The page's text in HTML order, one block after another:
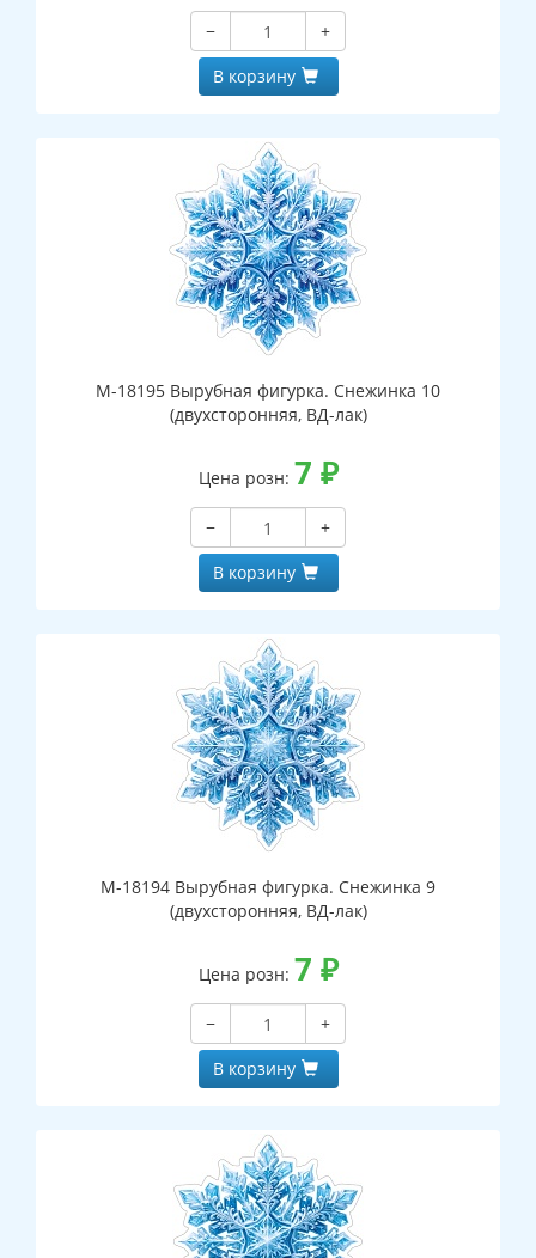
−
+
В корзину
М-18195 Вырубная фигурка. Снежинка 10
(двухсторонняя, ВД-лак)
Цена розн: 7 ₽
−
+
В корзину
М-18194 Вырубная фигурка. Снежинка 9
(двухсторонняя, ВД-лак)
Цена розн: 7 ₽
−
+
В корзину